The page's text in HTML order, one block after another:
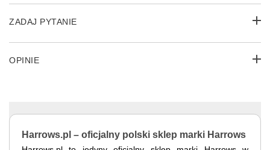
ZADAJ PYTANIE
OPINIE
Harrows.pl – oficjalny polski sklep marki Harrows